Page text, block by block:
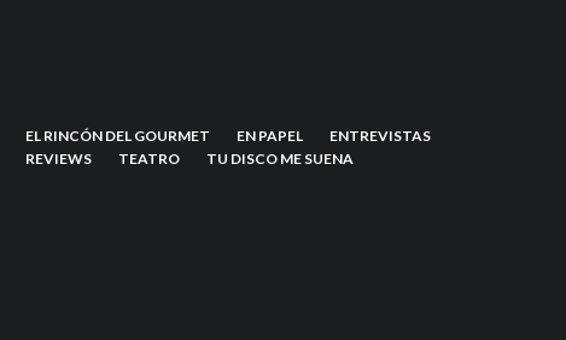
EL RINCÓN DEL GOURMET EN PAPEL
ENTREVISTAS
REVIEWS TEATRO TU DISCO ME SUENA